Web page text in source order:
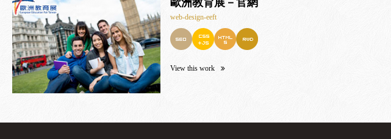
歐洲教育展－官網
web-design-eeft
View this work